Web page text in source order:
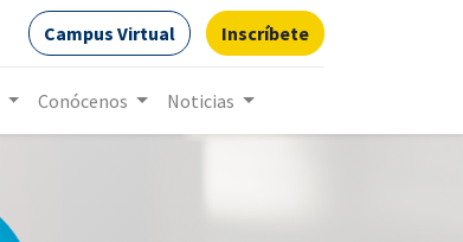
Campus Virtual Inscríbete
Conócenos Noticias